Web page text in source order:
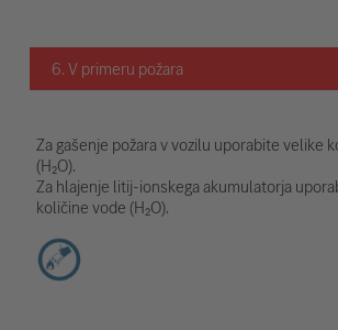
6. V primeru požara
Za gašenje požara v vozilu uporabite velike
(H₂O).
Za hlajenje litij-ionskega akumulatorja
količine vode (H₂O).